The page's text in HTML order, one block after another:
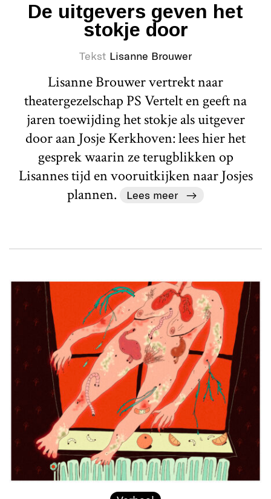
De uitgevers geven het
stokje door
Tekst Lisanne Brouwer
Lisanne Brouwer vertrekt naar
theatergezelschap PS Vertelt en geeft na
jaren toewijding het stokje als uitgever
door aan Josje Kerkhoven: lees hier het
gesprek waarin ze terugblikken op
Lisannes tijd en vooruitkijken naar Josjes
plannen.
Lees meer